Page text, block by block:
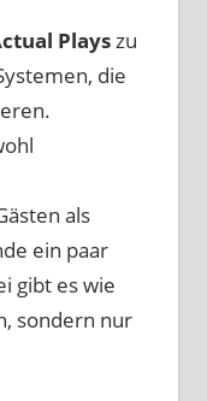
Playszu
die
als
ein paar
gibt es wie
sondern nur